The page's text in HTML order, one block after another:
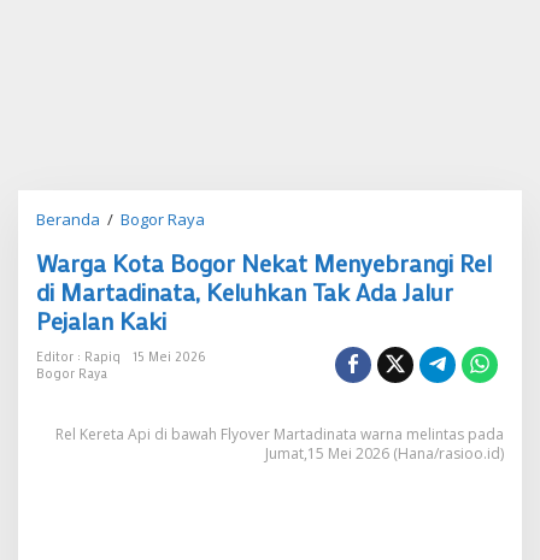
Beranda / Bogor Raya
Bogor
Nekat
Menyebrangi
Ada
Warga Kota Bogor Nekat Menyebrangi Rel
di Martadinata, Keluhkan Tak Ada Jalur
Pejalan Kaki
Editor : Rapiq
15 Mei 2026
Bogor Raya
Rel Kereta Api di bawah Flyover Martadinata warna melintas pada
Jumat,15 Mei 2026 (Hana/rasioo.id)